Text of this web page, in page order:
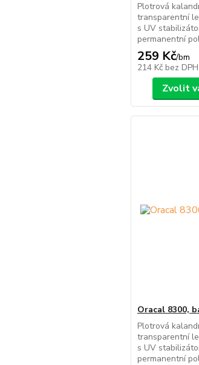
Plotrová
transparentní
s UV
permanentní
259 Kč/bm
214 Kč bez DPH
Zvolit
Oracal 8300,
Plotrová
transparentní
s UV
permanentní